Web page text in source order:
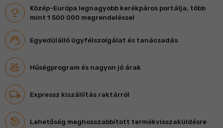
Közép-Európa legnagyobb kerékpáros portálja, több
mint 1 500 000 megrendeléssel
Egyedülálló ügyfélszolgálat és tanácsadás
Hűségprogram és nagyon jó árak
Expressz kiszállítás raktárról
Lehetőség meghosszabbított termékvisszaküldésre